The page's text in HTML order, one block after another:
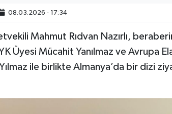
08.03.2026 - 17:34
Mahmut Rıdvan Nazırlı,
Üyesi Mücahit Yanılmaz ve Avrupa
ile birlikte Almanya’da bir dizi